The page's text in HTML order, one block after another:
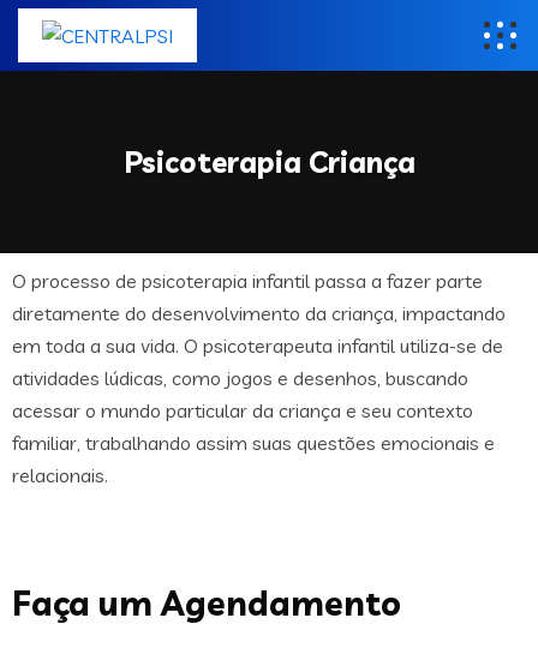
Psicoterapia Criança
O processo de psicoterapia infantil passa a fazer parte
diretamente do desenvolvimento da criança, impactando
em toda a sua vida. O psicoterapeuta infantil utiliza-se de
atividades lúdicas, como jogos e desenhos, buscando
acessar o mundo particular da criança e seu contexto
familiar, trabalhando assim suas questões emocionais e
relacionais.
Faça um Agendamento